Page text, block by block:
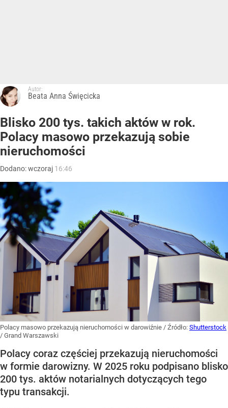
Autor:
Beata Anna Święcicka
Blisko 200 tys. takich aktów w rok.
Polacy masowo przekazują sobie
nieruchomości
Dodano:wczoraj 16:46
Polacy masowo przekazują nieruchomości w darowiźnie / Źródło: Shutterstock
/ Grand Warszawski
Polacy coraz częściej przekazują nieruchomości
w formie darowizny. W 2025 roku podpisano blisko
200 tys. aktów notarialnych dotyczących tego
typu transakcji.